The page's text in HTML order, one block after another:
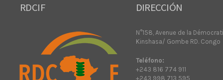
RDCIF DIRECCIÓN
N°158, Avenue de la
Kinshasa/ Gombe RD. Congo
Teléfono:
+243 816 774 911
+243 998 713 595